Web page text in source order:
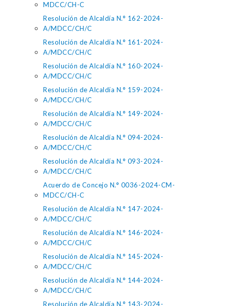
MDCC/CH-C
Resolución de Alcaldía N.° 162-2024-
A/MDCC/CH/C
Resolución de Alcaldía N.° 161-2024-
A/MDCC/CH/C
Resolución de Alcaldía N.° 160-2024-
A/MDCC/CH/C
Resolución de Alcaldía N.° 159-2024-
A/MDCC/CH/C
Resolución de Alcaldía N.° 149-2024-
A/MDCC/CH/C
Resolución de Alcaldía N.° 094-2024-
A/MDCC/CH/C
Resolución de Alcaldía N.° 093-2024-
A/MDCC/CH/C
Acuerdo de Concejo N.° 0036-2024-CM-
MDCC/CH-C
Resolución de Alcaldía N.° 147-2024-
A/MDCC/CH/C
Resolución de Alcaldía N.° 146-2024-
A/MDCC/CH/C
Resolución de Alcaldía N.° 145-2024-
A/MDCC/CH/C
Resolución de Alcaldía N.° 144-2024-
A/MDCC/CH/C
Resolución de Alcaldía N.° 143-2024-